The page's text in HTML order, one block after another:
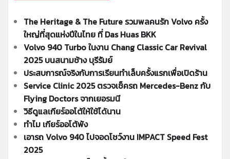
The Heritage & The Future รวมพลคนรัก Volvo ครั้ง
ใหญ่ที่สุดแห่งปีในไทย ที่ Das Huas BKK
Volvo 940 Turbo ในงาน Chang Classic Car Revival
2025 บนสนามช้าง บุรีรัมย์
ประสบการณ์จริงกับการเรียนทำเล็บครั้งแรกเพื่อเปิดร้าน
Service Clinic 2025 ตรวจเช็ครถ Mercedes-Benz กับ
Flying Doctors จากเยอรมนี
วิธีดูแลเกียร์ออโต้ให้ใช้ได้นาน
ทำไม เกียร์ออโต้พัง
เอารถ Volvo 940 ไปจอดโชว์งาน IMPACT Speed Fest
2025